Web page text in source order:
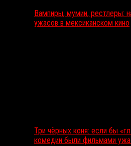
Вампиры, мумии, рестлеры:
ужасов в мексиканском кино
Три чёрных коня: если бы
комедии были фильмами